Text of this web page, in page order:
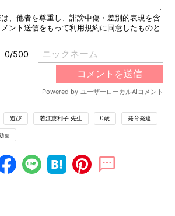
遊び 若江恵利子 先生 0歳 発育発達
画